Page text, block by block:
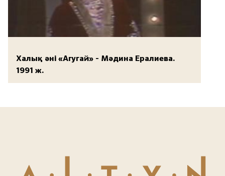
Халық әні «Агугай» - Мәдина Ералиева.
1991 ж.